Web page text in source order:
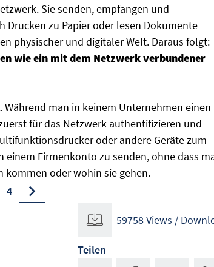
Sie senden, empfangen und
Drucken zu Papier oder lesen Dokumente
physischer und digitaler Welt. Daraus folgt:
wie ein mit dem Netzwerk verbundener
. Während man in keinem Unternehmen einen
für das Netzwerk authentifizieren und
oder andere Geräte zum
einem Firmenkonto zu senden, ohne dass
kommen oder wohin sie gehen.
4
59758 Views /
Teilen